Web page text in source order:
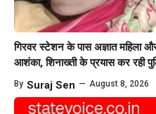
गिरवर स्टेशन के पास अज्ञात महिला
आशंका, शिनाख्ती के प्रयास कर रही
By Suraj Sen — August 8, 2026